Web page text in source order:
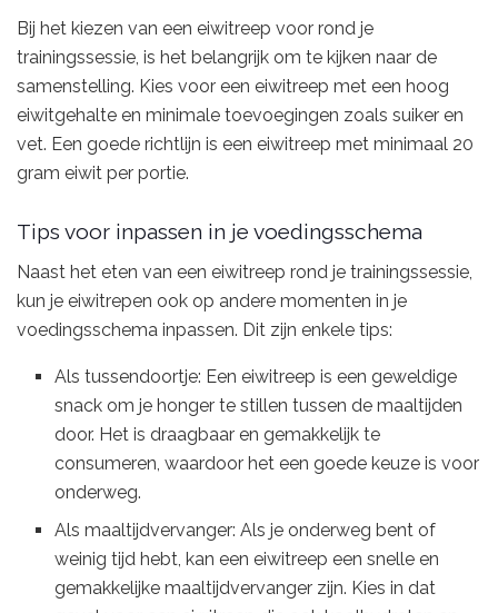
Bij het kiezen van een eiwitreep voor rond je
trainingssessie, is het belangrijk om te kijken naar de
samenstelling. Kies voor een eiwitreep met een hoog
eiwitgehalte en minimale toevoegingen zoals suiker en
vet. Een goede richtlijn is een eiwitreep met minimaal 20
gram eiwit per portie.
Tips voor inpassen in je voedingsschema
Naast het eten van een eiwitreep rond je trainingssessie,
kun je eiwitrepen ook op andere momenten in je
voedingsschema inpassen. Dit zijn enkele tips:
Als tussendoortje: Een eiwitreep is een geweldige
snack om je honger te stillen tussen de maaltijden
door. Het is draagbaar en gemakkelijk te
consumeren, waardoor het een goede keuze is voor
onderweg.
Als maaltijdvervanger: Als je onderweg bent of
weinig tijd hebt, kan een eiwitreep een snelle en
gemakkelijke maaltijdvervanger zijn. Kies in dat